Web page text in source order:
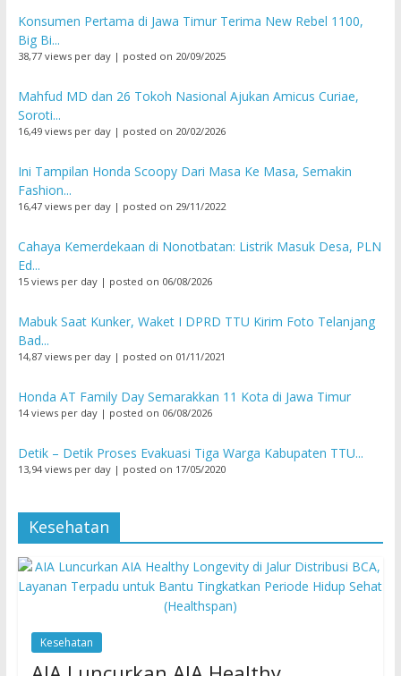
Konsumen Pertama di Jawa Timur Terima New Rebel 1100,
Big Bi...
38,77 views per day| posted on 20/09/2025
Mahfud MD dan 26 Tokoh Nasional Ajukan Amicus Curiae,
Soroti...
16,49 views per day| posted on 20/02/2026
Ini Tampilan Honda Scoopy Dari Masa Ke Masa, Semakin
Fashion...
16,47 views per day| posted on 29/11/2022
Cahaya Kemerdekaan di Nonotbatan: Listrik Masuk Desa, PLN
Ed...
15 views per day| posted on 06/08/2026
Mabuk Saat Kunker, Waket I DPRD TTU Kirim Foto Telanjang
Bad...
14,87 views per day| posted on 01/11/2021
Honda AT Family Day Semarakkan 11 Kota di Jawa Timur
14 views per day| posted on 06/08/2026
Detik – Detik Proses Evakuasi Tiga Warga Kabupaten TTU...
13,94 views per day| posted on 17/05/2020
Kesehatan
Kesehatan